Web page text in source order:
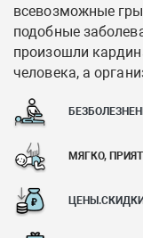
всевозможные
подобные
произошли
человека, а
МЯГКО,